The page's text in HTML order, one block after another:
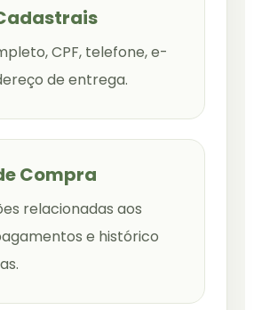
CPF, telefone, e-
de entrega.
Compra
relacionadas aos
e histórico